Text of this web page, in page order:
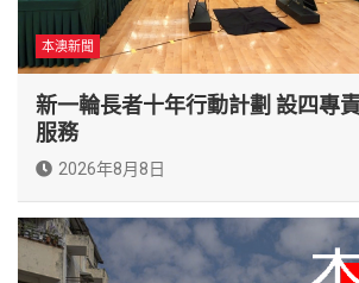
本澳新聞
新一輪長者十年行動計劃 設四專
服務
2026年8月8日